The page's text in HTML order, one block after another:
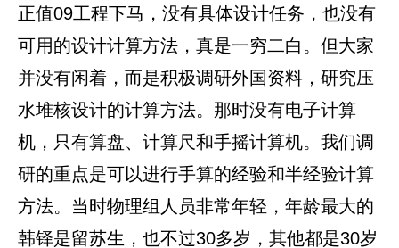
正值09工程下马，没有具体设计任务，也没有
可用的设计计算方法，真是一穷二白。但大家
并没有闲着，而是积极调研外国资料，研究压
水堆核设计的计算方法。那时没有电子计算
机，只有算盘、计算尺和手摇计算机。我们调
研的重点是可以进行手算的经验和半经验计算
方法。当时物理组人员非常年轻，年龄最大的
韩铎是留苏生，也不过30多岁，其他都是30岁